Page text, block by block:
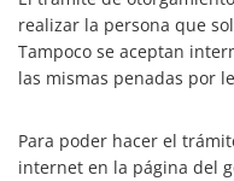
realizar la persona que
Tampoco se aceptan
las mismas penadas por
Para poder hacer el
internet en la página del